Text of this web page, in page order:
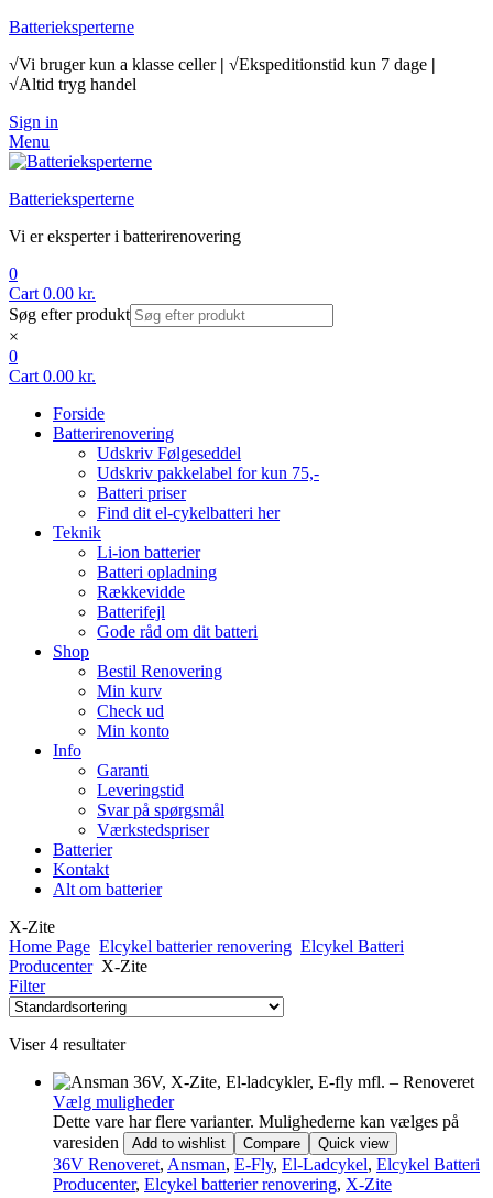
Batterieksperterne
√Vi bruger kun a klasse celler | √Ekspeditionstid kun 7 dage |
√Altid tryg handel
Sign in
Menu
Batterieksperterne
Vi er eksperter i batterirenovering
0
Cart 0.00 kr.
Søg efter produkt
×
0
Cart 0.00 kr.
Forside
Batterirenovering
Udskriv Følgeseddel
Udskriv pakkelabel for kun 75,-
Batteri priser
Find dit el-cykelbatteri her
Teknik
Li-ion batterier
Batteri opladning
Rækkevidde
Batterifejl
Gode råd om dit batteri
Shop
Bestil Renovering
Min kurv
Check ud
Min konto
Info
Garanti
Leveringstid
Svar på spørgsmål
Værkstedspriser
Batterier
Kontakt
Alt om batterier
X-Zite
Home Page Elcykel batterier renovering Elcykel Batteri
Producenter X-Zite
Filter
Viser 4 resultater
Vælg muligheder
Dette vare har flere varianter. Mulighederne kan vælges på
varesiden
Add to wishlist Compare Quick view
36V Renoveret, Ansman, E-Fly, El-Ladcykel, Elcykel Batteri
Producenter, Elcykel batterier renovering, X-Zite